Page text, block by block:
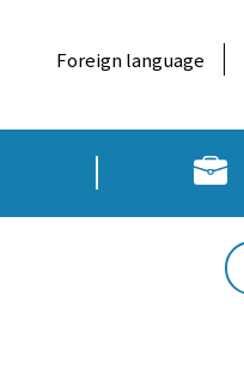
Foreign language